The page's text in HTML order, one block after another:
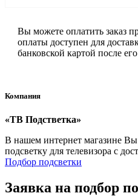
Вы можете оплатить заказ
оплаты доступен для
банковской картой после
Компания
«ТВ Подстветка»
В нашем интернет магазине
подсветку для телевизора с
Подбор подсветки
Заявка на подбор